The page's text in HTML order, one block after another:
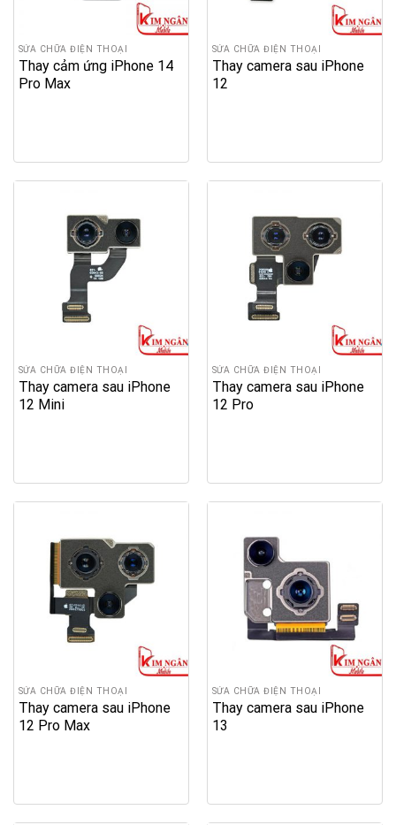
SỬA CHỮA ĐIỆN THOẠI
Thay cảm ứng iPhone 14
Pro Max
SỬA CHỮA ĐIỆN THOẠI
Thay camera sau iPhone
12
SỬA CHỮA ĐIỆN THOẠI
Thay camera sau iPhone
12 Mini
SỬA CHỮA ĐIỆN THOẠI
Thay camera sau iPhone
12 Pro
SỬA CHỮA ĐIỆN THOẠI
Thay camera sau iPhone
12 Pro Max
SỬA CHỮA ĐIỆN THOẠI
Thay camera sau iPhone
13